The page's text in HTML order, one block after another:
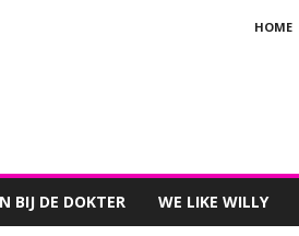
HOME
BIJ DE DOKTER WE LIKE WILLY